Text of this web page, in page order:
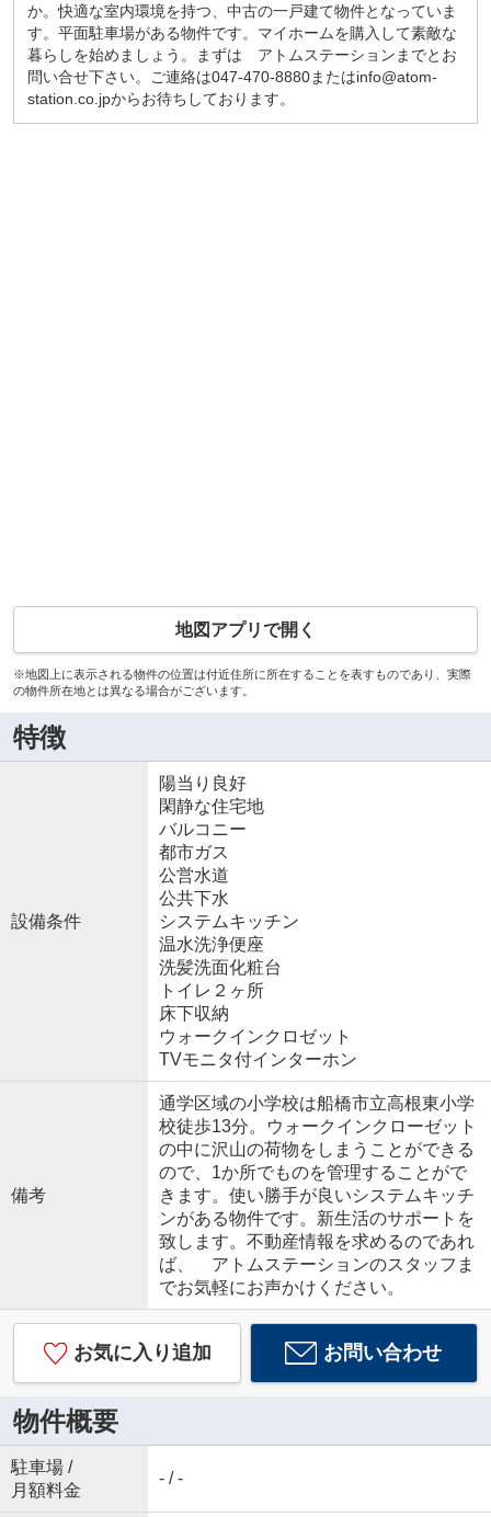
か。快適な室内環境を持つ、中古の一戸建て物件となっていま
す。平面駐車場がある物件です。マイホームを購入して素敵な
暮らしを始めましょう。まずは アトムステーションまでとお
問い合せ下さい。ご連絡は047-470-8880またはinfo@atom-
station.co.jpからお待ちしております。
地図アプリで開く
※地図上に表示される物件の位置は付近住所に所在することを表すものであり、実際
の物件所在地とは異なる場合がございます。
特徴
設備条件
陽当り良好
閑静な住宅地
バルコニー
都市ガス
公営水道
公共下水
システムキッチン
温水洗浄便座
洗髪洗面化粧台
トイレ２ヶ所
床下収納
ウォークインクロゼット
TVモニタ付インターホン
備考
通学区域の小学校は船橋市立高根東小学
校徒歩13分。ウォークインクローゼット
の中に沢山の荷物をしまうことができる
ので、1か所でものを管理することがで
きます。使い勝手が良いシステムキッチ
ンがある物件です。新生活のサポートを
致します。不動産情報を求めるのであれ
ば、 アトムステーションのスタッフま
でお気軽にお声かけください。
お気に入り追加 お問い合わせ
物件概要
駐車場 /
月額料金
- / -